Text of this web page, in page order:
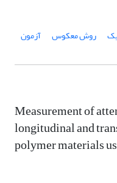
روش معکوس آزمون
Measurement of
longitudinal and
polymer materials